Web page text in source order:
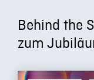
Behind the
zum